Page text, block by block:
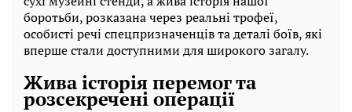
боротьби, розказана через реальні трофеї,
особисті речі спецпризначенців та деталі боїв, які
вперше стали доступними для широкого загалу.
Жива історія перемог та
розсекречені операції